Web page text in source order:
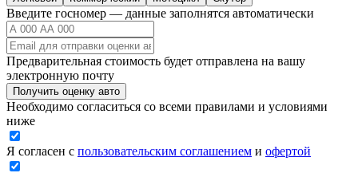
Введите госномер — данные заполнятся автоматически
Предварительная стоимость будет отправлена на вашу
электронную почту
Получить оценку авто
Необходимо согласиться со всеми правилами и условиями
ниже
Я согласен с пользовательским соглашением и офертой